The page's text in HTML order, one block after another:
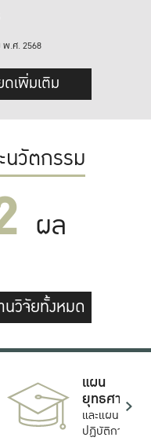
.ศ. 2568
ดเพิ่มเติม
นวัตกรรม
ผล
นวิจัยทั้งหมด
แผน
ยุทธศาสตร์
และแผน
ปฏิบัติการ